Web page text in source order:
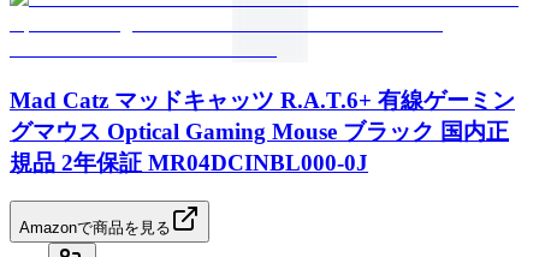
Mad Catz マッドキャッツ R.A.T.6+ 有線ゲーミン
グマウス Optical Gaming Mouse ブラック 国内正
規品 2年保証 MR04DCINBL000-0J
Amazonで商品を見る